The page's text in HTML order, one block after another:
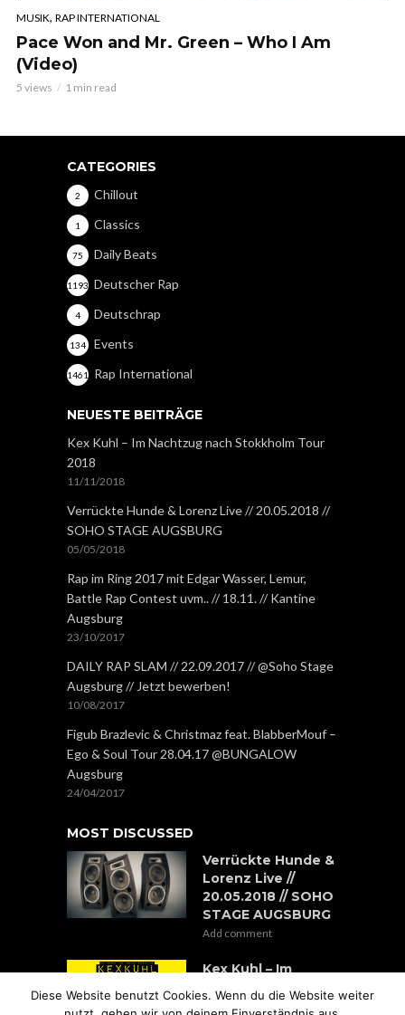
MUSIK, RAP INTERNATIONAL
Pace Won and Mr. Green – Who I Am
(Video)
5 views 1 min read
CATEGORIES
Chillout
2
Classics
1
Daily Beats
75
Deutscher Rap
1193
Deutschrap
4
Events
134
Rap International
1461
NEUESTE BEITRÄGE
Kex Kuhl – Im Nachtzug nach Stokkholm Tour
2018
11/11/2018
Verrückte Hunde & Lorenz Live // 20.05.2018 //
SOHO STAGE AUGSBURG
05/05/2018
Rap im Ring 2017 mit Edgar Wasser, Lemur,
Battle Rap Contest uvm.. // 18.11. // Kantine
Augsburg
23/10/2017
DAILY RAP SLAM // 22.09.2017 // @Soho Stage
Augsburg // Jetzt bewerben!
10/08/2017
Figub Brazlevic & Christmaz feat. BlabberMouf –
Ego & Soul Tour 28.04.17 @BUNGALOW
Augsburg
24/04/2017
MOST DISCUSSED
Verrückte Hunde &
Lorenz Live //
20.05.2018 // SOHO
STAGE AUGSBURG
Add comment
Kex Kuhl – Im
Nachtzug nach
Stokkholm Tour
Diese Website benutzt Cookies. Wenn du die Website weiter